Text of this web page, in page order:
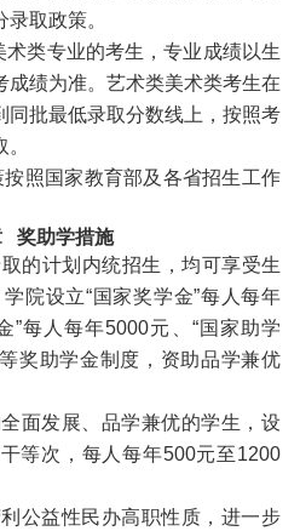
取政策。
类专业的考生，专业成绩以生
成绩为准。艺术类美术类考生在
同批最低录取分数线上，按照考
照国家教育部及各省招生工作
奖助学措施
计划内统招生，均可享受生
院设立“国家奖学金”每人每年
”每人每年5000元、“国家助学
奖助学金制度，资助品学兼优
面发展、品学兼优的学生，设
等次，每人每年500元至1200
公益性民办高职性质，进一步